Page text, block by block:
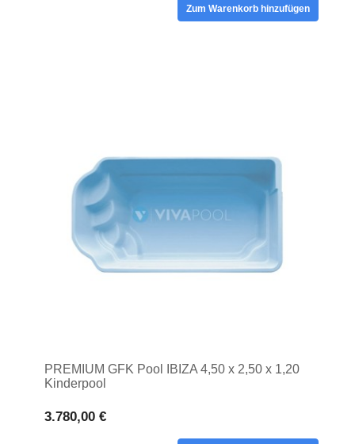
Zum Warenkorb hinzufügen
PREMIUM GFK Pool IBIZA 4,50 x 2,50 x 1,20
Kinderpool
3.780,00 €